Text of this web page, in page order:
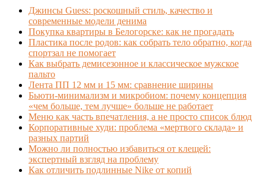
Джинсы Guess: роскошный стиль, качество и
современные модели денима
Покупка квартиры в Белогорске: как не прогадать
Пластика после родов: как собрать тело обратно, когда
спортзал не помогает
Как выбрать демисезонное и классическое мужское
пальто
Лента ПП 12 мм и 15 мм: сравнение ширины
Бьюти-минимализм и микробиом: почему концепция
«чем больше, тем лучше» больше не работает
Меню как часть впечатления, а не просто список блюд
Корпоративные худи: проблема «мертвого склада» и
разных партий
Можно ли полностью избавиться от клещей:
экспертный взгляд на проблему
Как отличить подлинные Nike от копий